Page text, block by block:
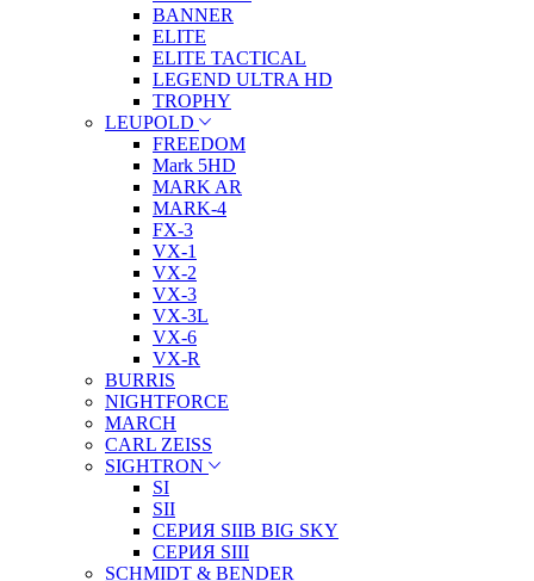
BANNER
ELITE
ELITE TACTICAL
LEGEND ULTRA HD
TROPHY
LEUPOLD
FREEDOM
Mark 5HD
MARK AR
MARK-4
FX-3
VX-1
VX-2
VX-3
VX-3L
VX-6
VX-R
BURRIS
NIGHTFORCE
MARCH
CARL ZEISS
SIGHTRON
SI
SII
СЕРИЯ SIIB BIG SKY
СЕРИЯ SIII
SCHMIDT & BENDER